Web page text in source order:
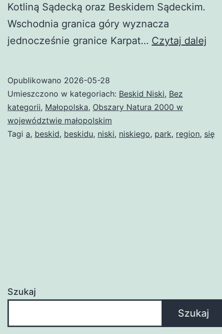
Kotliną Sądecką oraz Beskidem Sądeckim.
Wschodnia granica góry wyznacza
jednocześnie granice Karpat… Czytaj dalej
Opublikowano 2026-05-28
Umieszczono w kategoriach: Beskid Niski, Bez
kategorii, Małopolska, Obszary Natura 2000 w
województwie małopolskim
Tagi a, beskid, beskidu, niski, niskiego, park, region, się
Szukaj
Szukaj